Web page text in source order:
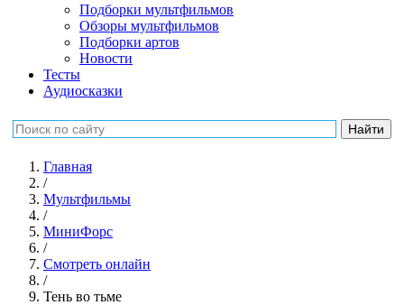
Подборки мультфильмов
Обзоры мультфильмов
Подборки артов
Новости
Тесты
Аудиосказки
Главная
/
Мультфильмы
/
МиниФорс
/
Смотреть онлайн
/
Тень во тьме